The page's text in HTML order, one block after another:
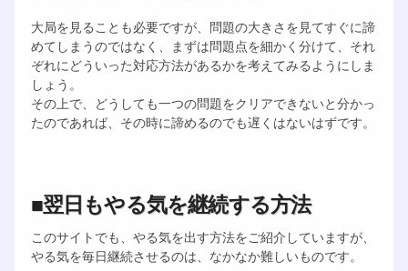
大局を見ることも必要ですが、問題の大きさを見てすぐに諦
めてしまうのではなく、まずは問題点を細かく分けて、それ
ぞれにどういった対応方法があるかを考えてみるようにしま
しょう。
その上で、どうしても一つの問題をクリアできないと分かっ
たのであれば、その時に諦めるのでも遅くはないはずです。
■翌日もやる気を継続する方法
このサイトでも、やる気を出す方法をご紹介していますが、
やる気を毎日継続させるのは、なかなか難しいものです。